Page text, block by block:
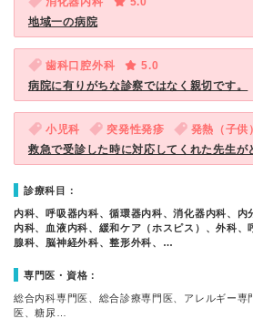
地域一の病院
歯科口腔外科
5.0
病院に有りがちな診察ではなく親切です。
小児科 突発性発疹 発熱（子供）
救急で受診した時に対応してくれた先生が
診療科目：
内科、呼吸器内科、循環器内科、消化器内科、内
内科、血液内科、緩和ケア（ホスピス）、外科、
腺科、脳神経外科、整形外科、…
専門医・資格：
総合内科専門医、総合診療専門医、アレルギー専
医、糖尿…